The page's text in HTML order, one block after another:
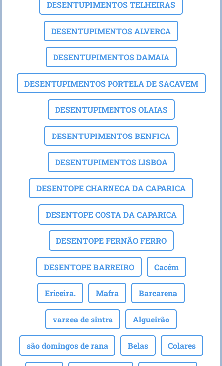
DESENTUPIMENTOS TELHEIRAS
DESENTUPIMENTOS ALVERCA
DESENTUPIMENTOS DAMAIA
DESENTUPIMENTOS PORTELA DE SACAVEM
DESENTUPIMENTOS OLAIAS
DESENTUPIMENTOS BENFICA
DESENTUPIMENTOS LISBOA
DESENTOPE CHARNECA DA CAPARICA
DESENTOPE COSTA DA CAPARICA
DESENTOPE FERNÃO FERRO
DESENTOPE BARREIRO Cacém
Ericeira. Mafra Barcarena
varzea de sintra Algueirão
são domingos de rana Belas Colares